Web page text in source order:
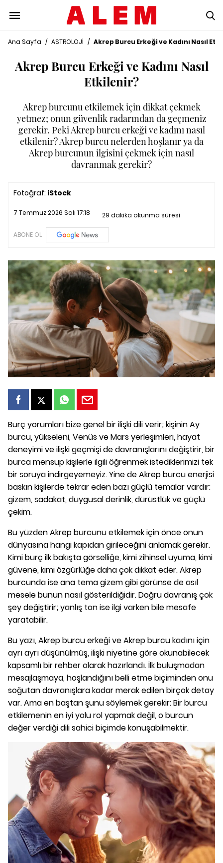
Ana Sayfa / ASTROLOJİ / Akrep Burcu Erkeği ve Kadını Nasıl
Akrep Burcu Erkeği ve Kadını Nasıl
Etkilenir?
Akrep burcunu etkilemek için dikkat çekmek
yetmez; onun güvenlik radarından da geçmeniz
gerekir. Peki Akrep burcu erkeği ve kadını nasıl
etkilenir? Akrep burcu nelerden hoşlanır ya da
Akrep burcunun ilgisini çekmek için nasıl
davranmak gerekir?
Fotoğraf: iStock
7 Temmuz 2026 Salı 17:18 29 dakika okunma süresi
ABONE OL
Burç yorumları bize genel bir ilişki dili verir; kişinin Ay
burcu, yükseleni, Venüs ve Mars yerleşimleri, hayat
deneyimi ve ilişki geçmişi de davranışlarını değiştirir, bir
burca mensup kişilerle ilgili öğrenmek istediklerimizi tek
bir soruya indirgeyemeyiz. Yine de Akrep burcu enerjisi
baskın kişilerde tekrar eden bazı güçlü temalar vardır:
gizem, sadakat, duygusal derinlik, dürüstlük ve güçlü
çekim.
Bu yüzden Akrep burcunu etkilemek için önce onun
dünyasına hangi kapıdan girileceğini anlamak gerekir.
Kimi burç ilk bakışta görselliğe, kimi zihinsel uyuma, kimi
güvene, kimi özgürlüğe daha çok dikkat eder. Akrep
burcunda ise ana tema gizem gibi görünse de asıl
mesele bunun nasıl gösterildiğidir. Doğru davranış çok
şey değiştirir; yanlış ton ise ilgi varken bile mesafe
yaratabilir.
Bu yazı, Akrep burcu erkeği ve Akrep burcu kadını için
ayrı ayrı düşünülmüş, ilişki niyetine göre okunabilecek
kapsamlı bir rehber olarak hazırlandı. İlk buluşmadan
mesajlaşmaya, hoşlandığını belli etme biçiminden onu
soğutan davranışlara kadar merak edilen birçok detay
var. Ama en baştan şunu söylemek gerekir: Bir burcu
etkilemenin en iyi yolu rol yapmak değil, o burcun
değer verdiği dili sahici biçimde konuşabilmektir.